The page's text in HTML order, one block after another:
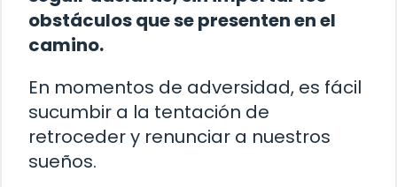
obstáculos que se presenten en el
camino.
En momentos de adversidad, es fácil
sucumbir a la tentación de
retroceder y renunciar a nuestros
sueños.